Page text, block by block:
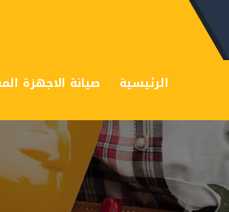
الرئيسية صيانة الاجهزة